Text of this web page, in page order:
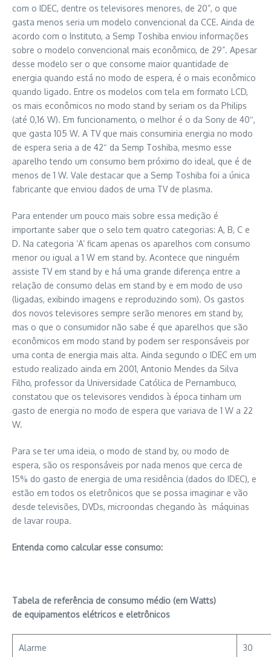
com o IDEC, dentre os televisores menores, de 20”, o que
gasta menos seria um modelo convencional da CCE. Ainda de
acordo com o Instituto, a Semp Toshiba enviou informações
sobre o modelo convencional mais econômico, de 29”. Apesar
desse modelo ser o que consome maior quantidade de
energia quando está no modo de espera, é o mais econômico
quando ligado. Entre os modelos com tela em formato LCD,
os mais econômicos no modo stand by seriam os da Philips
(até 0,16 W). Em funcionamento, o melhor é o da Sony de 40″,
que gasta 105 W. A TV que mais consumiria energia no modo
de espera seria a de 42″ da Semp Toshiba, mesmo esse
aparelho tendo um consumo bem próximo do ideal, que é de
menos de 1 W. Vale destacar que a Semp Toshiba foi a única
fabricante que enviou dados de uma TV de plasma.
Para entender um pouco mais sobre essa medição é
importante saber que o selo tem quatro categorias: A, B, C e
D. Na categoria ‘A’ ficam apenas os aparelhos com consumo
menor ou igual a 1 W em stand by. Acontece que ninguém
assiste TV em stand by e há uma grande diferença entre a
relação de consumo delas em stand by e em modo de uso
(ligadas, exibindo imagens e reproduzindo som). Os gastos
dos novos televisores sempre serão menores em stand by,
mas o que o consumidor não sabe é que aparelhos que são
econômicos em modo stand by podem ser responsáveis por
uma conta de energia mais alta. Ainda segundo o IDEC em um
estudo realizado ainda em 2001, Antonio Mendes da Silva
Filho, professor da Universidade Católica de Pernambuco,
constatou que os televisores vendidos à época tinham um
gasto de energia no modo de espera que variava de 1 W a 22
W.
Para se ter uma ideia, o modo de stand by, ou modo de
espera, são os responsáveis por nada menos que cerca de
15% do gasto de energia de uma residência (dados do IDEC), e
estão em todos os eletrônicos que se possa imaginar e vão
desde televisões, DVDs, microondas chegando às máquinas
de lavar roupa.
Entenda como calcular esse consumo:
Tabela de referência de consumo médio (em Watts)
de equipamentos elétricos e eletrônicos
Alarme 30